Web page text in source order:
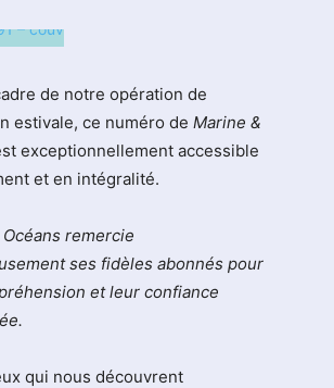
de notre opération de
estivale, ce numéro de Marine &
exceptionnellement accessible
et en intégralité.
remercie
ses fidèles abonnés pour
et leur confiance
qui nous découvrent